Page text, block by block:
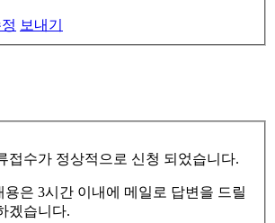
보내기
접수가 정상적으로 신청 되었습니다.
용은 3시간 이내에 메일로 답변을 드릴
겠습니다.